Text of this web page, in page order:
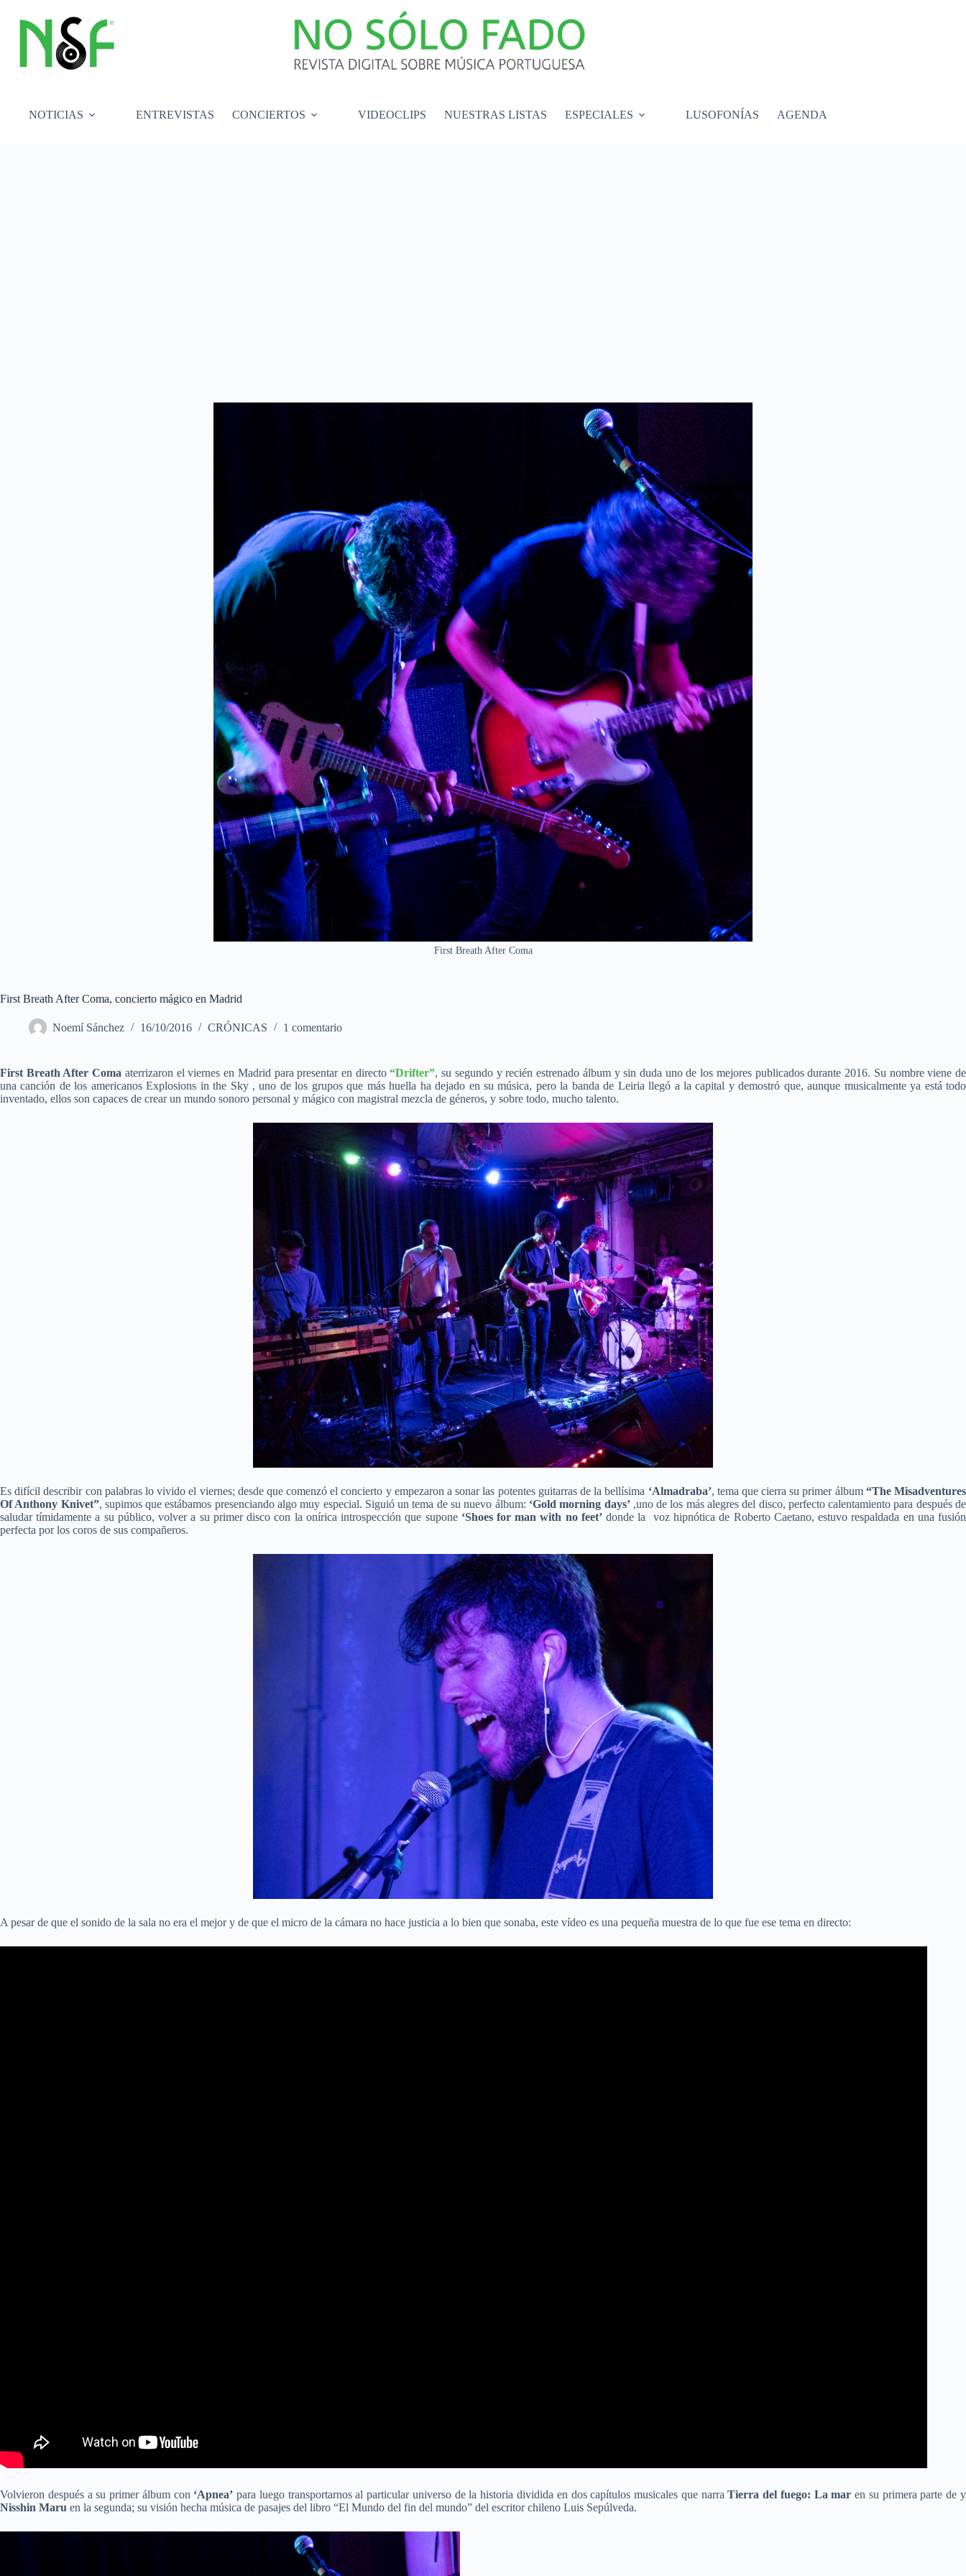
contenido
NOTICIAS ENTREVISTAS CONCIERTOS VIDEOCLIPS NUESTRAS LISTAS ESPECIALES LUSOFONÍAS AGENDA
First Breath After Coma
First Breath After Coma, concierto mágico en Madrid
Noemí Sánchez 16/10/2016 CRÓNICAS 1 comentario
First Breath After Coma aterrizaron el viernes en Madrid para presentar en directo “Drifter”, su segundo y recién estrenado álbum y sin duda uno de los mejores publicados durante 2016. Su nombre viene de
una canción de los americanos Explosions in the Sky , uno de los grupos que más huella ha dejado en su música, pero la banda de Leiria llegó a la capital y demostró que, aunque musicalmente ya está todo
inventado, ellos son capaces de crear un mundo sonoro personal y mágico con magistral mezcla de géneros, y sobre todo, mucho talento.
Es difícil describir con palabras lo vivido el viernes; desde que comenzó el concierto y empezaron a sonar las potentes guitarras de la bellísima ‘Almadraba’, tema que cierra su primer álbum “The Misadventures
Of Anthony Knivet”, supimos que estábamos presenciando algo muy especial. Siguió un tema de su nuevo álbum: ‘Gold morning days’,uno de los más alegres del disco, perfecto calentamiento para después de
saludar tímidamente a su público, volver a su primer disco con la onírica introspección que supone ‘Shoes for man with no feet’donde la voz hipnótica de Roberto Caetano, estuvo respaldada en una fusión
perfecta por los coros de sus compañeros.
A pesar de que el sonido de la sala no era el mejor y de que el micro de la cámara no hace justicia a lo bien que sonaba, este vídeo es una pequeña muestra de lo que fue ese tema en directo:
Volvieron después a su primer álbum con ‘Apnea’ para luego transportarnos al particular universo de la historia dividida en dos capítulos musicales que narraTierra del fuego: La mar en su primera parte de y
Nisshin Maru en la segunda; su visión hecha música de pasajes del libro “El Mundo del fin del mundo” del escritor chileno Luis Sepúlveda.